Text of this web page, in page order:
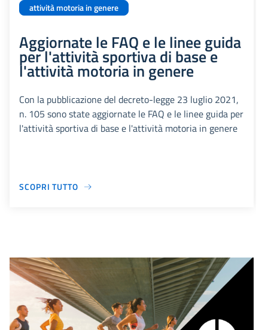
attività motoria in genere
Aggiornate le FAQ e le linee guida
per l'attività sportiva di base e
l'attività motoria in genere
Con la pubblicazione del decreto-legge 23 luglio 2021,
n. 105 sono state aggiornate le FAQ e le linee guida per
l'attività sportiva di base e l'attività motoria in genere
SCOPRI TUTTO